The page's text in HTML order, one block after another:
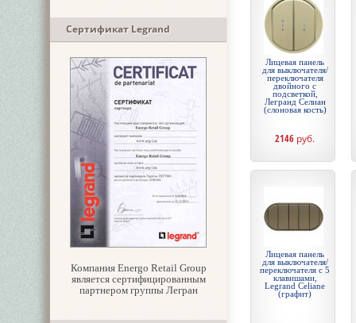
Сертификат Legrand
Компания Energo Retail Group
является сертифицированным
партнером группы Легран
Лицевая панель
для выключателя/
переключателя
двойного с
подсветкой,
Легранд Селиан
(слоновая кость)
2146 руб.
Лицевая панель
для выключателя/
переключателя с 5
клавишами,
Legrand Celiane
(графит)